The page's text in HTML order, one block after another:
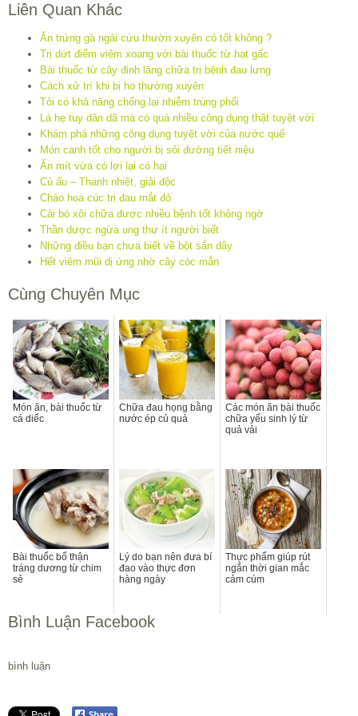
Liên Quan Khác
Ăn trứng gà ngải cứu thườn xuyên có tốt không ?
Trị dứt điểm viêm xoang với bài thuốc từ hạt gấc
Bài thuốc từ cây đinh lăng chữa trị bệnh đau lưng
Cách xử trí khi bị ho thường xuyên
Tỏi có khả năng chống lại nhiễm trùng phổi
Lá hẹ tuy dân dã mà có quá nhiều công dụng thật tuyệt vời
Khám phá những công dụng tuyệt vời của nước quế
Món canh tốt cho người bị sỏi đường tiết niệu
Ăn mít vừa có lợi lại có hại
Củ ấu – Thanh nhiệt, giải độc
Cháo hoa cúc trị đau mắt đỏ
Cải bó xôi chữa được nhiều bệnh tốt không ngờ
Thần dược ngừa ung thư ít người biết
Những điều bạn chưa biết về bột sắn dây
Hết viêm mũi dị ứng nhờ cây cóc mẳn
Cùng Chuyên Mục
Món ăn, bài thuốc từ
cá diếc
Chữa đau họng bằng
nước ép củ quả
Các món ăn bài thuốc
chữa yếu sinh lý từ
quả vải
Bài thuốc bổ thận
tráng dương từ chim
sẻ
Lý do bạn nên đưa bí
đao vào thực đơn
hàng ngày
Thực phẩm giúp rút
ngắn thời gian mắc
cảm cúm
Bình Luận Facebook
bình luận